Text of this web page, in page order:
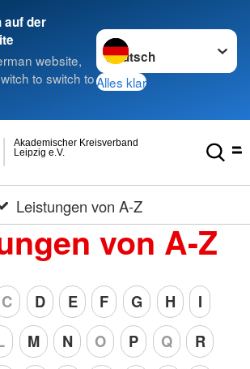
auf der
website,
to switch to
Sprache wechseln zu
Alles klar
Leipzig e.V.
Akademischer Kreisverband
Leistungen von A-Z
von A-Z
C D E F G H
I
M N O P Q
R